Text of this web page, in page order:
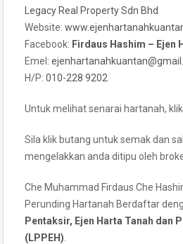
Legacy Real Property Sdn Bhd
Website:
Facebook: Firdaus Hashim – Ejen
Emel: ejenhartanahkuantan@gmail
H/P: 010-228 9202
Untuk melihat senarai hartanah, klik
Sila klik butang untuk semak dan
mengelakkan anda ditipu oleh
Che Muhammad Firdaus Che
Perunding Hartanah Berdaftar
Pentaksir, Ejen Harta Tanah dan
(LPPEH)